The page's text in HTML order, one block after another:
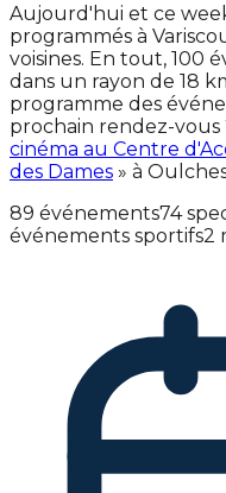
Aujourd'hui et ce
programmés à
voisines. En tout, 100
dans un rayon de 18
programme des
prochain rendez-vous
cinéma au Centre
des Dames » à
89 événements74
événements sportifs2